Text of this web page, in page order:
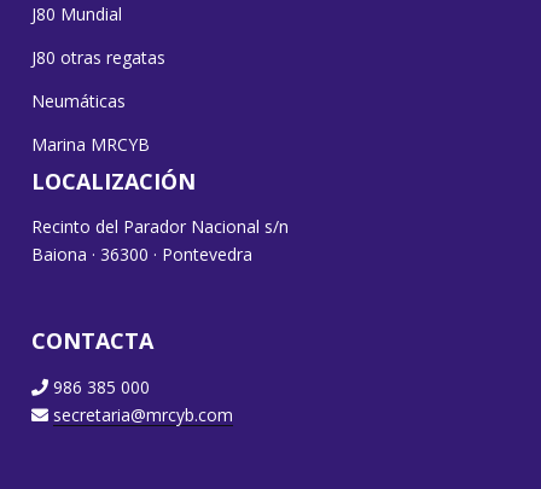
J80 Mundial
J80 otras regatas
Neumáticas
Marina MRCYB
LOCALIZACIÓN
Recinto del Parador Nacional s/n
Baiona · 36300 · Pontevedra
CONTACTA
986 385 000
secretaria@mrcyb.com